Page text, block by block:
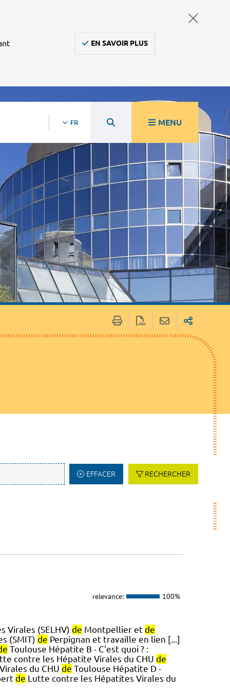
EN SAVOIR PLUS
FR MENU
EFFACER RECHERCHER
relevance: 100%
Virales (SELHV) de Montpellier et de
(SMIT) de Perpignan et travaille en lien [...]
Toulouse Hépatite B - C'est quoi ? :
contre les Hépatite Virales du CHU de
du CHU de Toulouse Hépatite D -
de Lutte contre les Hépatites Virales du